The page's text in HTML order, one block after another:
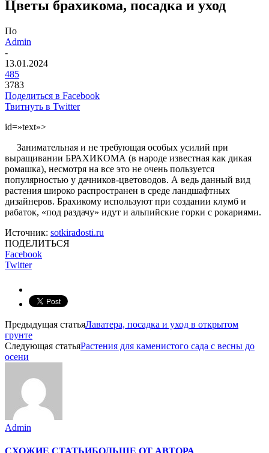
Цветы брахикома, посадка и уход
По
Admin
-
13.01.2024
485
3783
Поделиться в Facebook
Твитнуть в Twitter
id=»text»>
Занимательная и не требующая особых усилий при
выращивании БРАХИКОМА (в народе известная как дикая
ромашка), несмотря на все это не очень пользуется
популярностью у дачников-цветоводов. А ведь данный вид
растения широко распространен в среде ландшафтных
дизайнеров. Брахикому используют при создании клумб и
рабаток, «под раздачу» идут и альпийские горки с рокариями.
Источник: sotkiradosti.ru
ПОДЕЛИТЬСЯ
Facebook
Twitter
Предыдущая статьяЛаватера, посадка и уход в открытом
грунте
Следующая статьяРастения для каменистого сада с весны до
осени
Admin